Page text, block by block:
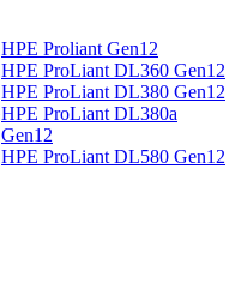
HPE Proliant Gen12
HPE ProLiant DL360 Gen12
HPE ProLiant DL380 Gen12
HPE ProLiant DL380a
Gen12
HPE ProLiant DL580 Gen12